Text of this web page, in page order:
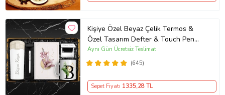
Kişiye Özel Beyaz Çelik Termos &
Özel Tasarım Defter & Touch Pen
Kalem & Kişiye Özel Cep Aynası &
Kişiye Özel Kupa Hediye Seti
(645)
Aynı Gün Ücretsiz Teslimat
Sepet Fiyatı 1335,28 TL